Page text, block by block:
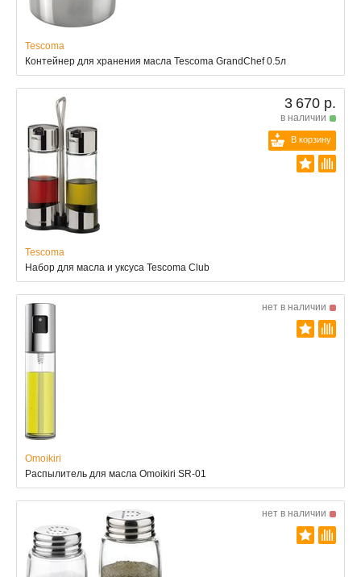
Tescoma
Контейнер для хранения масла Tescoma GrandChef 0.5л
3 670 р.
в наличии
В корзину
Tescoma
Набор для масла и уксуса Tescoma Club
нет в наличии
Omoikiri
Распылитель для масла Omoikiri SR-01
нет в наличии